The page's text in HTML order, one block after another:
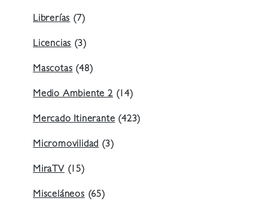
Librerías (7)
Licencias (3)
Mascotas (48)
Medio Ambiente 2(14)
Mercado Itinerante (423)
Micromovilidad (3)
MiraTV (15)
Misceláneos (65)